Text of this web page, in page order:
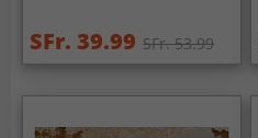
SFr. 39.99 SFr. 53.99